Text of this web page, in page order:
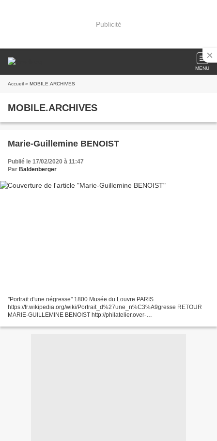
Publicité
MENU
Accueil » MOBILE.ARCHIVES
MOBILE.ARCHIVES
Marie-Guillemine BENOIST
Publié le 17/02/2020 à 11:47
Par Baldenberger
"Portrait d'une négresse" 1800 Musée du Louvre PARIS
https://fr.wikipedia.org/wiki/Portrait_d%27une_n%C3%A9gresse RETOUR
MARIE-GUILLEMINE BENOIST http://philatelier.over-
CLASSICISME http://philatelier.over-blog.com/2016/11/le-neo-